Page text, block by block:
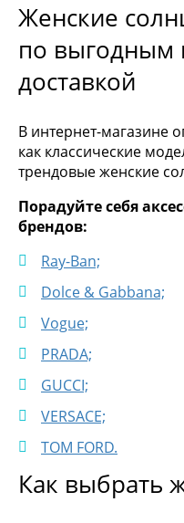
Женские
по выгодным
доставкой
В интернет-магазине
как классические
трендовые женские
Порадуйте себя
брендов:
Ray-Ban;
Dolce & Gabbana;
Vogue;
PRADA;
GUCCI;
VERSACE;
TOM FORD.
Как выбрать